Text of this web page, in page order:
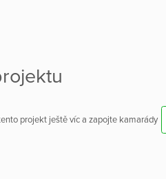
projekt ještě víc a zapojte kamarády